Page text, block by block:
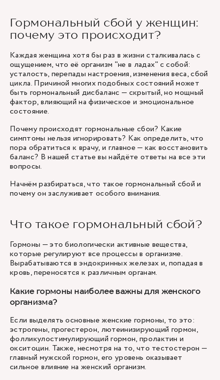
Гормональный сбой у женщин:
почему это происходит?
Каждая женщина хотя бы раз в жизни сталкивалась с
ощущением, что её организм "не в ладах" с собой:
усталость, перепады настроения, изменения веса, сбой
цикла. Причиной многих подобных состояний может
быть гормональный дисбаланс — скрытый, но мощный
фактор, влияющий на физическое и эмоциональное
состояние.
Почему происходят гормональные сбои? Какие
симптомы нельзя игнорировать? Как определить, что
пора обратиться к врачу, и главное — как восстановить
баланс? В нашей статье вы найдёте ответы на все эти
вопросы.
Начнём разбираться, что такое гормональный сбой и
почему он заслуживает особого внимания.
Что такое гормональный сбой?
Гормоны — это биологически активные вещества,
которые регулируют все процессы в организме.
Вырабатываются в эндокринных железах и, попадая в
кровь, переносятся к различным органам.
Какие гормоны наиболее важны для женского
организма?
Если выделять основные женские гормоны, то это:
эстрогены, прогестерон, лютеинизирующий гормон,
фолликулостимулирующий гормон, пролактин и
окситоцин. Также, несмотря на то, что тестостерон —
главный мужской гормон, его уровень оказывает
сильное влияние на женский организм.